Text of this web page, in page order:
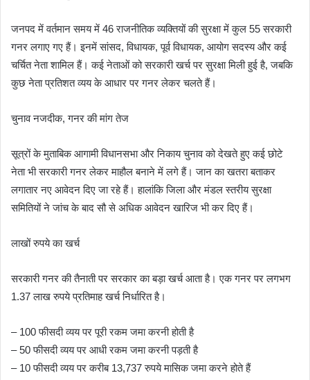
जनपद में वर्तमान समय में 46 राजनीतिक व्यक्तियों की सुरक्षा में कुल 55 सरकारी
गनर लगाए गए हैं। इनमें सांसद, विधायक, पूर्व विधायक, आयोग सदस्य और कई
चर्चित नेता शामिल हैं। कई नेताओं को सरकारी खर्च पर सुरक्षा मिली हुई है, जबकि
कुछ नेता प्रतिशत व्यय के आधार पर गनर लेकर चलते हैं।
चुनाव नजदीक, गनर की मांग तेज
सूत्रों के मुताबिक आगामी विधानसभा और निकाय चुनाव को देखते हुए कई छोटे
नेता भी सरकारी गनर लेकर माहौल बनाने में लगे हैं। जान का खतरा बताकर
लगातार नए आवेदन दिए जा रहे हैं। हालांकि जिला और मंडल स्तरीय सुरक्षा
समितियों ने जांच के बाद सौ से अधिक आवेदन खारिज भी कर दिए हैं।
लाखों रुपये का खर्च
सरकारी गनर की तैनाती पर सरकार का बड़ा खर्च आता है। एक गनर पर लगभग
1.37 लाख रुपये प्रतिमाह खर्च निर्धारित है।
– 100 फीसदी व्यय पर पूरी रकम जमा करनी होती है
– 50 फीसदी व्यय पर आधी रकम जमा करनी पड़ती है
– 10 फीसदी व्यय पर करीब 13,737 रुपये मासिक जमा करने होते हैं